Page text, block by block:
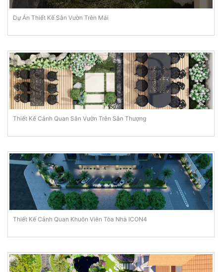
Dự Án Thiết Kế Sân Vườn Trên Mái
Thiết Kế Cảnh Quan Sân Vườn Trên Sân Thượng
Thiết Kế Cảnh Quan Khuôn Viên Tòa Nhà ICON4